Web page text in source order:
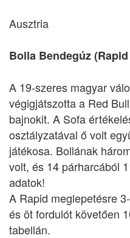
Ausztria
Bolla Bendegúz
A 19-szeres magyar
végigjátszotta a Red
bajnokit. A Sofa
osztályzatával ő volt
játékosa. Bollának
volt, és 14 párharcából
adatok!
A Rapid meglepetésre
és öt fordulót követően
tabellán.